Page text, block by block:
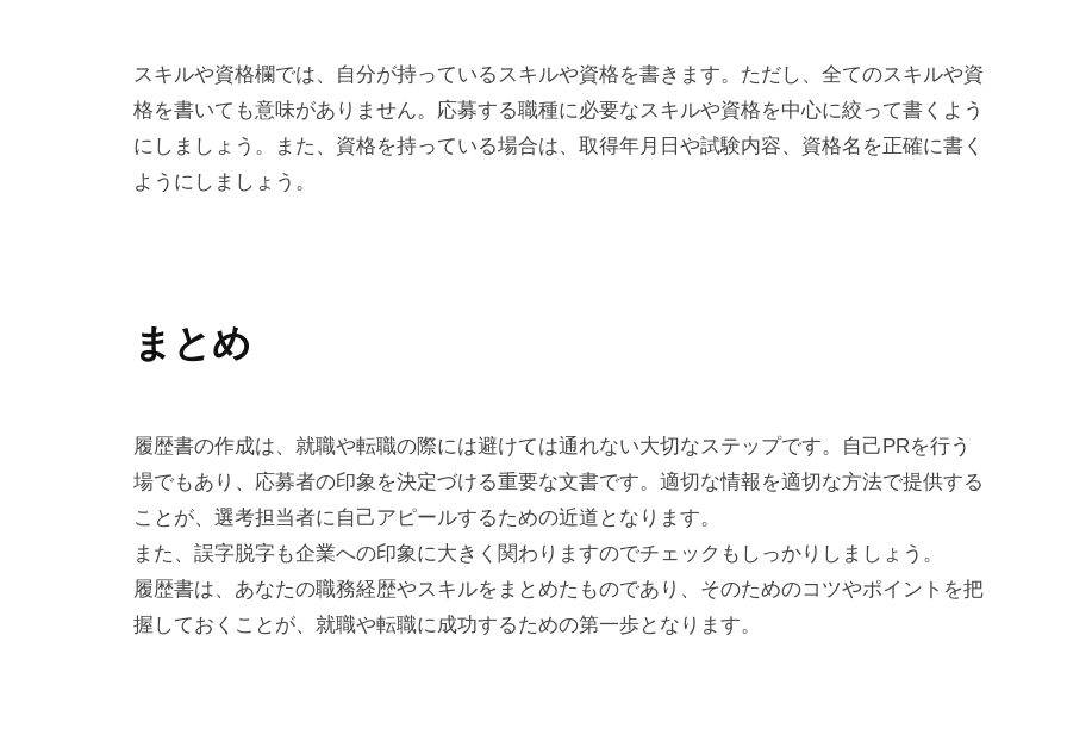
スキルや資格欄では、自分が持っているスキルや資格を書きます。ただし、全てのスキルや資
格を書いても意味がありません。応募する職種に必要なスキルや資格を中心に絞って書くよう
にしましょう。また、資格を持っている場合は、取得年月日や試験内容、資格名を正確に書く
ようにしましょう。
まとめ
履歴書の作成は、就職や転職の際には避けては通れない大切なステップです。自己PRを行う
場でもあり、応募者の印象を決定づける重要な文書です。適切な情報を適切な方法で提供する
ことが、選考担当者に自己アピールするための近道となります。
また、誤字脱字も企業への印象に大きく関わりますのでチェックもしっかりしましょう。
履歴書は、あなたの職務経歴やスキルをまとめたものであり、そのためのコツやポイントを把
握しておくことが、就職や転職に成功するための第一歩となります。